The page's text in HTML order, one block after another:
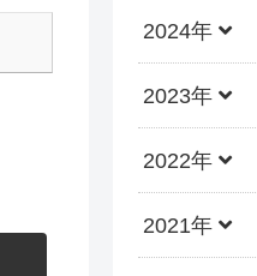
2024年
2023年
2022年
2021年